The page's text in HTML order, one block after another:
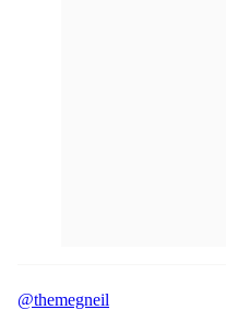
@themegneil